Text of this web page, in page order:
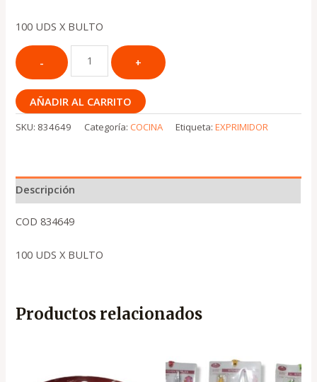
100 UDS X BULTO
AÑADIR AL CARRITO
SKU: 834649 Categoría:COCINA Etiqueta:EXPRIMIDOR
Descripción
COD 834649
100 UDS X BULTO
Productos relacionados